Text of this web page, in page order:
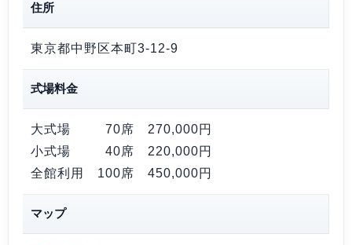
住所
東京都中野区本町3-12-9
式場料金
大式場 70席 270,000円
小式場 40席 220,000円
全館利用 100席 450,000円
マップ